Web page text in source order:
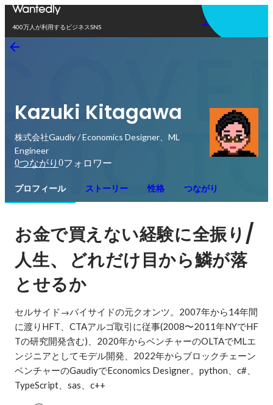
400万人が利用するビジネスSNS
アプリを使う
Kazuki Kitagawa
株式会社Gaudiy / Economics Designer、ML
Engineer
0つながり 0フォロワー
プロフィール ストーリー 性格 つながり
お金で買えない経験に全振り /
人生、
どれだけ目から鱗が落
とせるか
セルサイド→バイサイドの元クオンツ。2007年から14年間
に渡りHFT、CTAアルゴ取引に従事(2008〜2011年NYでHF
Tの研究開発含む)、2020年からベンチャーのOLTAでMLエ
ンジニアとしてモデル開発、2022年からブロックチェーン
ベンチャーのGaudiyでEconomics Designer。python、c#、
TypeScript、sas、c++